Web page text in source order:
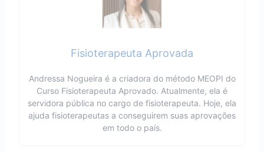
Fisioterapeuta Aprovada
Andressa Nogueira é a criadora do método MEOPI do
Curso Fisioterapeuta Aprovado. Atualmente, ela é
servidora pública no cargo de fisioterapeuta. Hoje, ela
ajuda fisioterapeutas a conseguirem suas aprovações
em todo o país.